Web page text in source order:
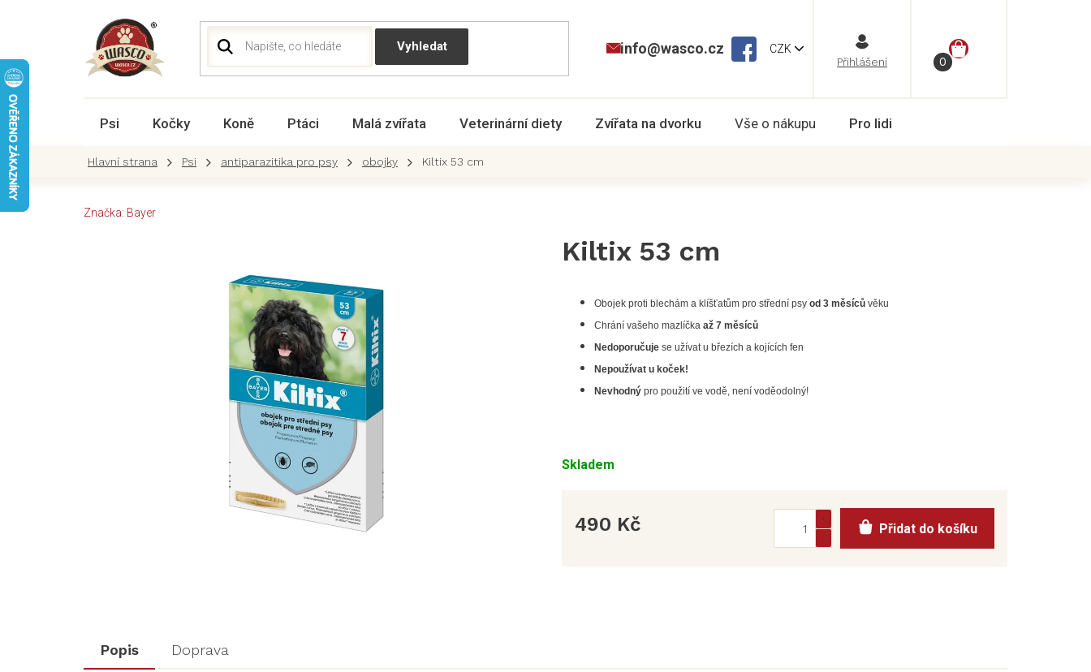
CZK
NÁKUPNÍ
info@wasco.cz
Psi Kočky Koně Ptáci Malá zvířata Veterinární diety Zvířata na dvorku Vše o nákupu Pro lidi
Psi antiparazitika pro psy obojky Kiltix 53 cm
Značka: Bayer
Skladem
Obojek proti blechám a klíšťatům pro střední psy od 3 měsíců věku
Chrání vašeho mazlíčka až 7 měsíců
Nedoporučuje se užívat u březích a kojících fen
Nepoužívat u koček!
Nevhodný pro použití ve vodě, není voděodolný!
Kiltix 53 cm
490 Kč Přidat do košíku
Popis Doprava